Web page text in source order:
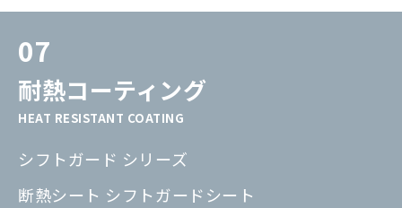
07
耐熱コーティング
HEAT RESISTANT COATING
シフトガード シリーズ
断熱シート シフトガードシート